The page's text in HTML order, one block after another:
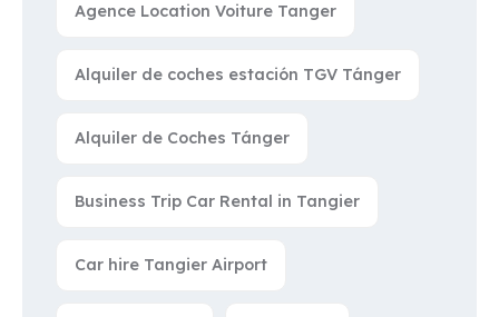
Agence Location Voiture Tanger
Alquiler de coches estación TGV Tánger
Alquiler de Coches Tánger
Business Trip Car Rental in Tangier
Car hire Tangier Airport